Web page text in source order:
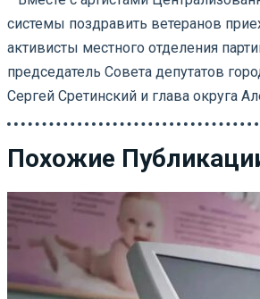
системы поздравить ветеранов
активисты местного отделения
председатель Совета депутатов
Сергей Сретинский и глава округа
Похожие